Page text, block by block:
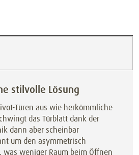
stilvolle Lösung
Türen aus wie herkömmliche
das Türblatt dank der
dann aber scheinbar
um den asymmetrisch
was weniger Raum beim Öffnen